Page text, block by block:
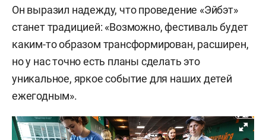
Он выразил надежду, что проведение «Эйбэт»
станет традицией: «Возможно, фестиваль будет
каким-то образом трансформирован, расширен,
но у нас точно есть планы сделать это
уникальное, яркое событие для наших детей
ежегодным».